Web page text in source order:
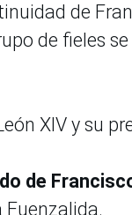
de
de fieles
XIV y su
de